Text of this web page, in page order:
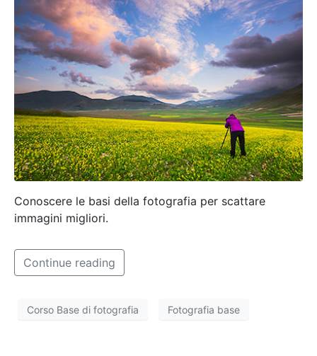
Conoscere le basi della fotografia per scattare
immagini migliori.
Continue reading
Corso Base di fotografia Fotografia base